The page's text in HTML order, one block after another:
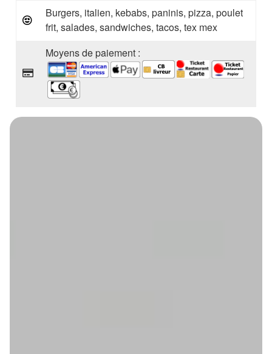
Burgers, italien, kebabs, paninis, pizza, poulet
frit, salades, sandwiches, tacos, tex mex
Moyens de paiement :